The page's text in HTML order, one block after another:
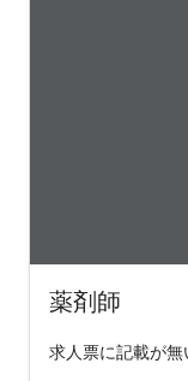
薬剤師
求人票に記載が